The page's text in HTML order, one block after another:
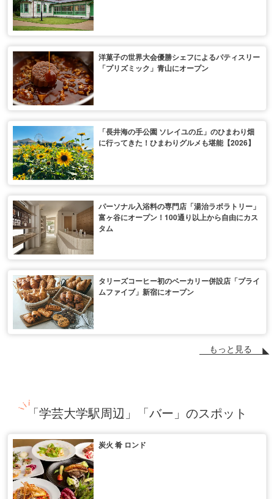
洋菓子の世界大会優勝シェフによるパティスリー
「プリズミック」青山にオープン
「長井海の手公園 ソレイユの丘」のひまわり畑
に行ってきた！ひまわりグルメも堪能【2026】
パーソナル入浴料の専門店「湯治ラボラトリー」
富ヶ谷にオープン！100通り以上から自由にカス
タム
タリーズコーヒー初のベーカリー併設店「プライ
ムファイブ」新宿にオープン
もっと見る
「学芸大学駅周辺」「バー」のスポット
炭火 肴 ロンド